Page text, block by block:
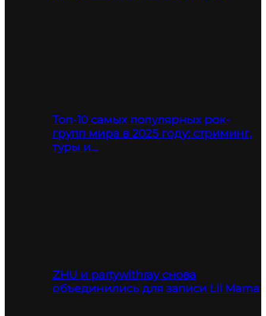
Топ-10 самых популярных рок-
групп мира в 2025 году: стриминг,
туры и…
ZHU и partywithray снова
объединились для записи Lil Mama